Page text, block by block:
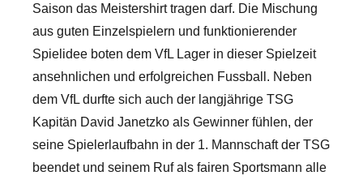
Saison das Meistershirt tragen darf. Die Mischung
aus guten Einzelspielern und funktionierender
Spielidee boten dem VfL Lager in dieser Spielzeit
ansehnlichen und erfolgreichen Fussball. Neben
dem VfL durfte sich auch der langjährige TSG
Kapitän David Janetzko als Gewinner fühlen, der
seine Spielerlaufbahn in der 1. Mannschaft der TSG
beendet und seinem Ruf als fairen Sportsmann alle